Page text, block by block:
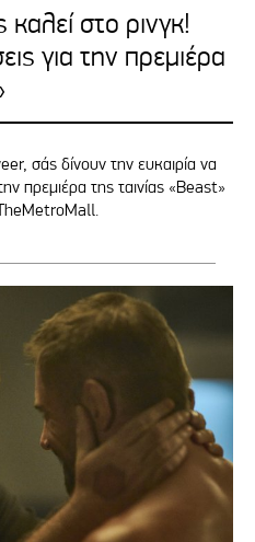
στο ρινγκ!
για την πρεμιέρα
σάς δίνουν την ευκαιρία να
πρεμιέρα της ταινίας «Beast»